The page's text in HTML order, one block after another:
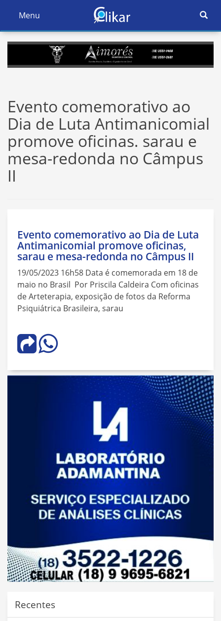
Ativar
Navegação
Menu
Ativar
Evento comemorativo ao
Dia de Luta Antimanicomial
promove oficinas. sarau e
mesa-redonda no Câmpus
II
Evento comemorativo ao Dia de Luta
Antimanicomial promove oficinas,
sarau e mesa-redonda no Câmpus II
19/05/2023 16h58 Data é comemorada em 18 de
maio no Brasil Por Priscila Caldeira Com oficinas
de Arteterapia, exposição de fotos da Reforma
Psiquiátrica Brasileira, sarau
Recentes